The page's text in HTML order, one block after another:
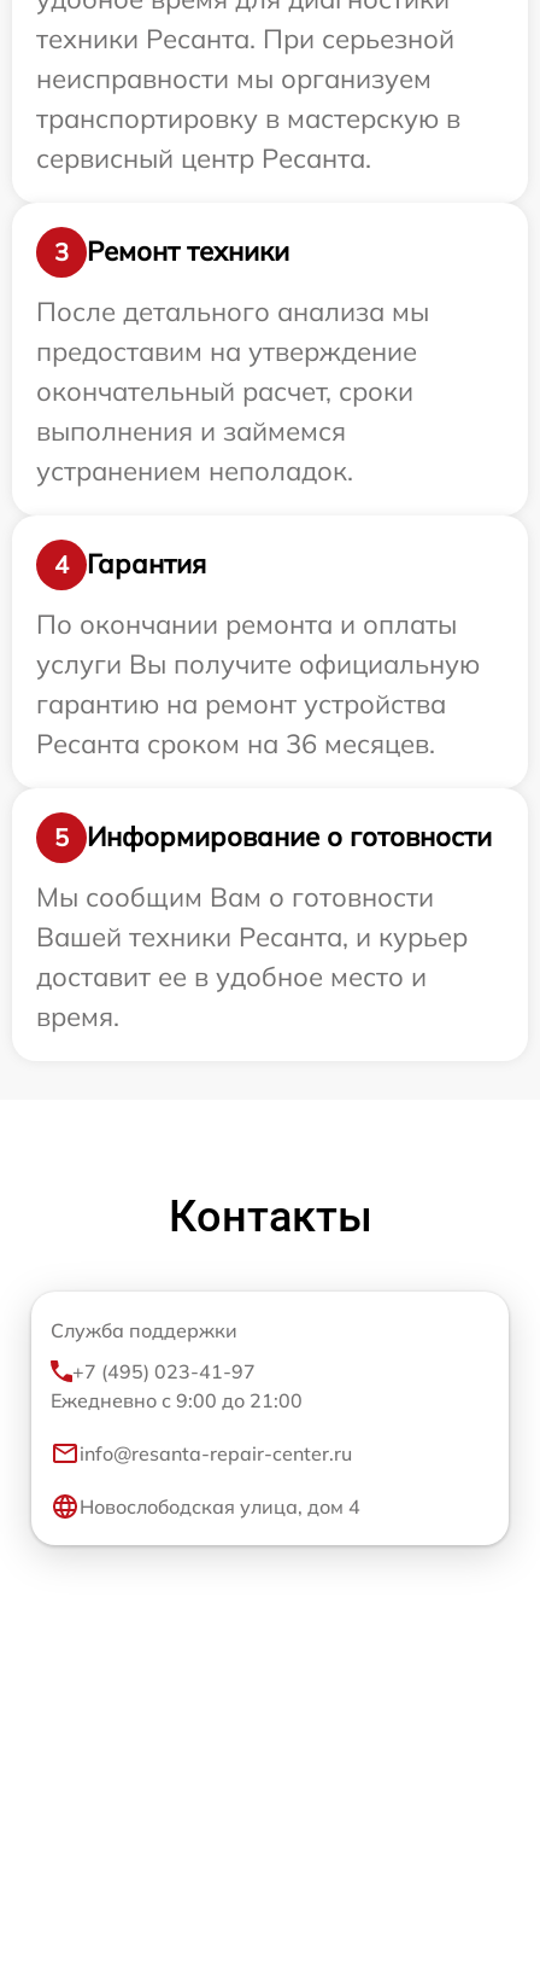
техники Ресанта. При серьезной
неисправности мы организуем
транспортировку в мастерскую в
сервисный центр Ресанта.
3
Ремонт техники
После детального анализа мы
предоставим на утверждение
окончательный расчет, сроки
выполнения и займемся
устранением неполадок.
4
Гарантия
По окончании ремонта и оплаты
услуги Вы получите официальную
гарантию на ремонт устройства
Ресанта сроком на 36 месяцев.
5
Информирование о готовности
Мы сообщим Вам о готовности
Вашей техники Ресанта, и курьер
доставит ее в удобное место и
время.
Контакты
Служба поддержки
+7 (495) 023-41-97
Ежедневно с 9:00 до 21:00
info@resanta-repair-center.ru
Новослободская улица, дом 4